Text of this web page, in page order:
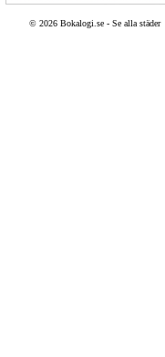
© 2026 Bokalogi.se - Se alla städer